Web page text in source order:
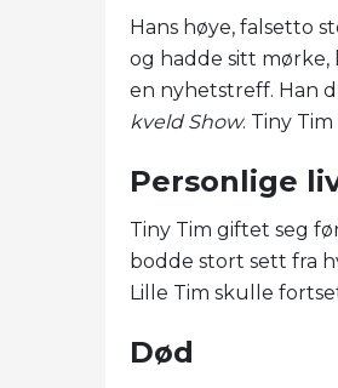
Hans høye, falsetto
og hadde sitt mørke,
en nyhetstreff. Han
kveld Show. Tiny
Personlige
Tiny Tim giftet seg
bodde stort sett fra
Lille Tim skulle
Død